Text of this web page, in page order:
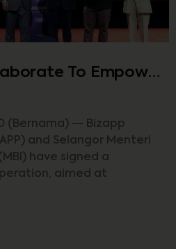
To Empower
(Bernama) — Bizapp
and Selangor Menteri
have signed a
aimed at